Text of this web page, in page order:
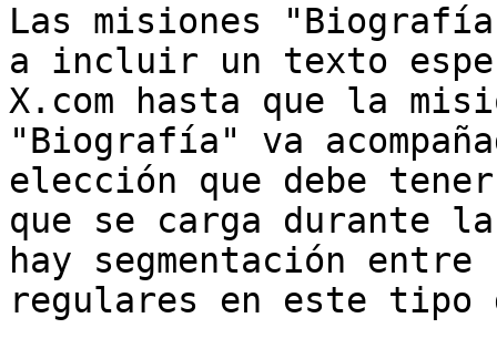
Las misiones
a incluir un texto
X.com hasta que la
"Biografía" va
elección que debe
que se carga durante
hay segmentación
regulares en este tipo